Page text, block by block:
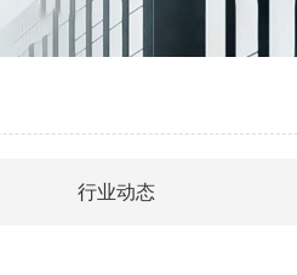
行业动态